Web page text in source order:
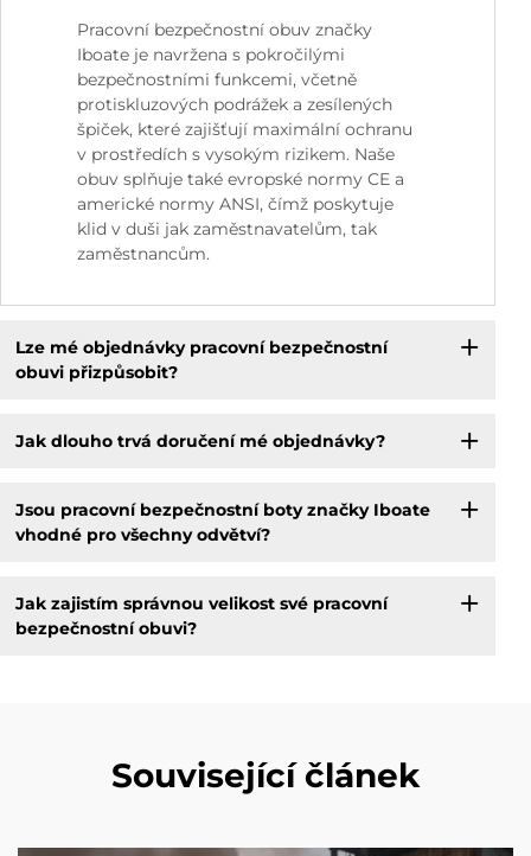
Pracovní bezpečnostní obuv značky
Iboate je navržena s pokročilými
bezpečnostními funkcemi, včetně
protiskluzových podrážek a zesílených
špiček, které zajišťují maximální ochranu
v prostředích s vysokým rizikem. Naše
obuv splňuje také evropské normy CE a
americké normy ANSI, čímž poskytuje
klid v duši jak zaměstnavatelům, tak
zaměstnancům.
Lze mé objednávky pracovní bezpečnostní
obuvi přizpůsobit?
Jak dlouho trvá doručení mé objednávky?
Jsou pracovní bezpečnostní boty značky Iboate
vhodné pro všechny odvětví?
Jak zajistím správnou velikost své pracovní
bezpečnostní obuvi?
Související článek